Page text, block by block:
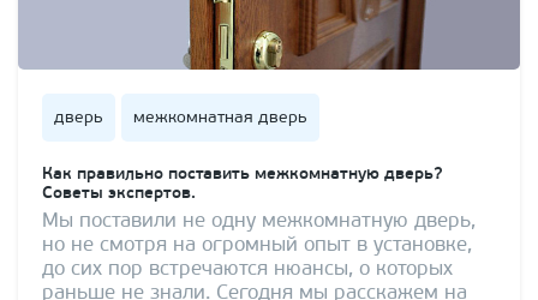
дверь межкомнатная дверь
Как правильно поставить межкомнатную дверь?
Советы экспертов.
Мы поставили не одну межкомнатную дверь,
но не смотря на огромный опыт в установке,
до сих пор встречаются нюансы, о которых
раньше не знали. Сегодня мы расскажем на